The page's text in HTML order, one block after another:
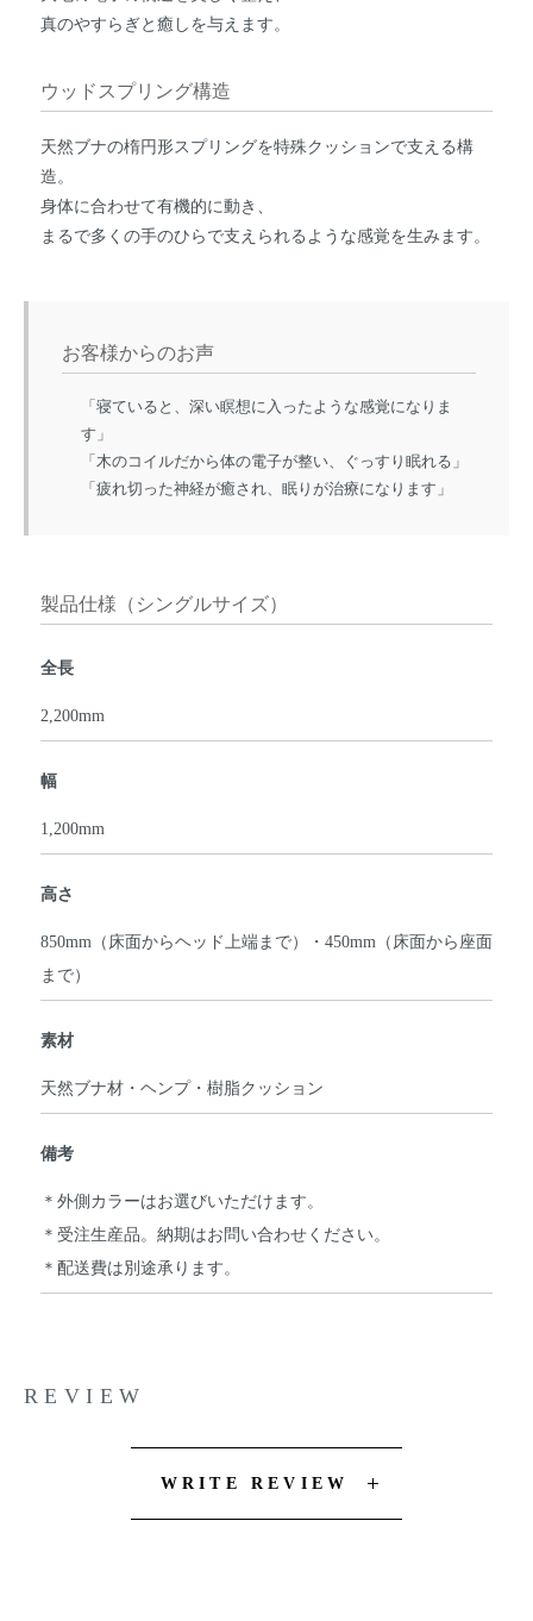
真のやすらぎと癒しを与えます。
ウッドスプリング構造
天然ブナの楕円形スプリングを特殊クッションで支える構
造。
身体に合わせて有機的に動き、
まるで多くの手のひらで支えられるような感覚を生みます。
お客様からのお声
「寝ていると、深い瞑想に入ったような感覚になりま
す」
「木のコイルだから体の電子が整い、ぐっすり眠れる」
「疲れ切った神経が癒され、眠りが治療になります」
製品仕様（シングルサイズ）
全長
2,200mm
幅
1,200mm
高さ
850mm（床面からヘッド上端まで）・450mm（床面から座面
まで）
素材
天然ブナ材・ヘンプ・樹脂クッション
備考
＊外側カラーはお選びいただけます。
＊受注生産品。納期はお問い合わせください。
＊配送費は別途承ります。
REVIEW
WRITE REVIEW